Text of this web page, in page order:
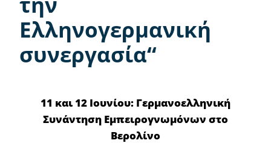
Ελληνογερμανική
συνεργασία“
11 και 12 Ιουνίου: Γερμανοελληνική
Συνάντηση Εμπειρογνωμόνων στο
Βερολίνο